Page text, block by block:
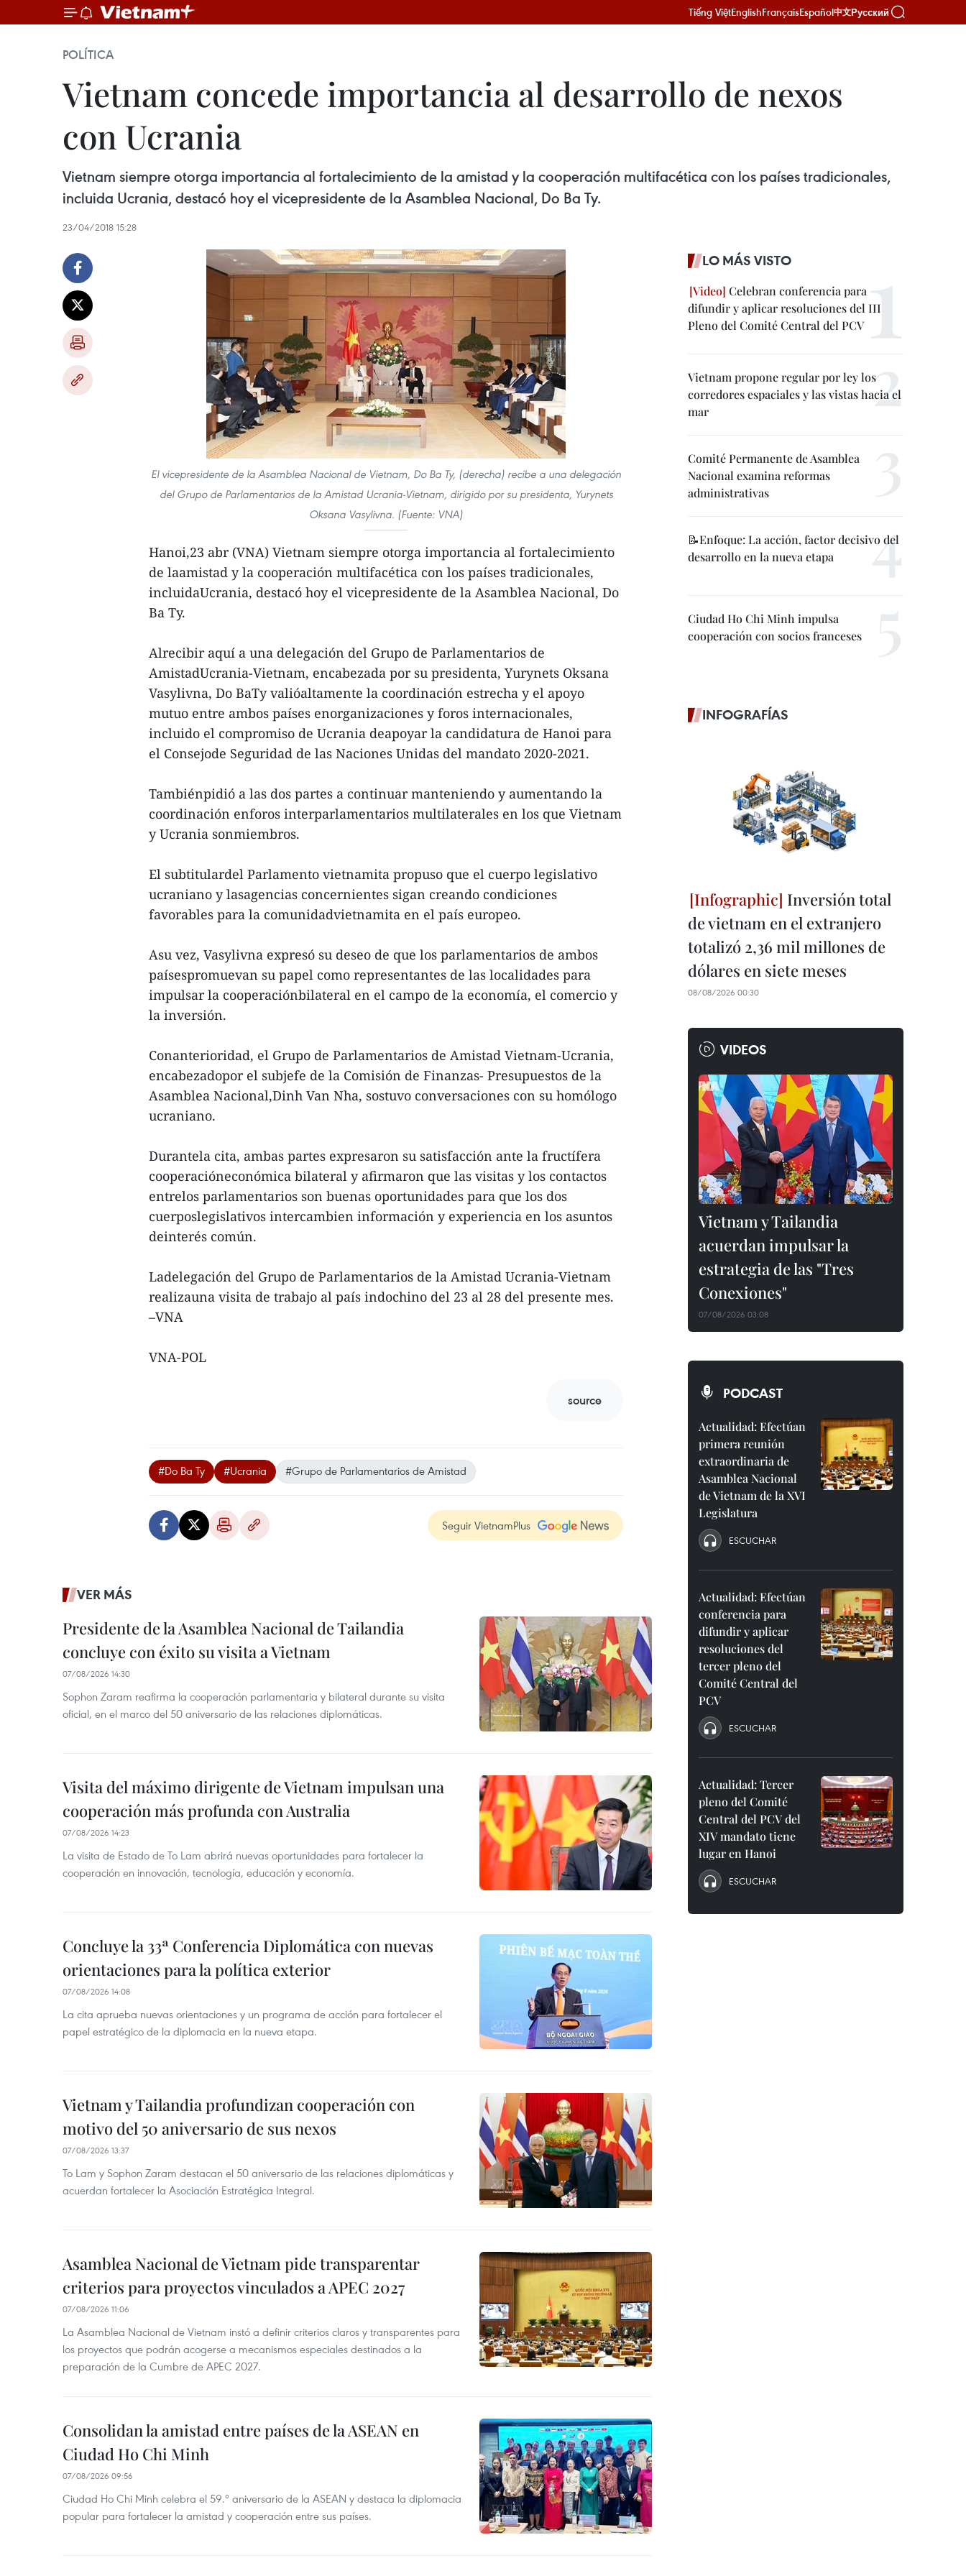
Tiếng ViệtEnglishFrançaisEspañol中文Русский
POLÍTICA
Vietnam concede importancia al desarrollo de nexos
con Ucrania
Vietnam siempre otorga importancia al fortalecimiento de la amistad y la cooperación multifacética con los países tradicionales,
incluida Ucrania, destacó hoy el vicepresidente de la Asamblea Nacional, Do Ba Ty.
23/04/2018 15:28
El vicepresidente de la Asamblea Nacional de Vietnam, Do Ba Ty, (derecha) recibe a una delegación
del Grupo de Parlamentarios de la Amistad Ucrania-Vietnam, dirigido por su presidenta, Yurynets
Oksana Vasylivna. (Fuente: VNA)
Hanoi,23 abr (VNA) Vietnam siempre otorga importancia al fortalecimiento
de laamistad y la cooperación multifacética con los países tradicionales,
incluidaUcrania, destacó hoy el vicepresidente de la Asamblea Nacional, Do
Ba Ty.
Alrecibir aquí a una delegación del Grupo de Parlamentarios de
AmistadUcrania-Vietnam, encabezada por su presidenta, Yurynets Oksana
Vasylivna, Do BaTy valióaltamente la coordinación estrecha y el apoyo
mutuo entre ambos países enorganizaciones y foros internacionales,
incluido el compromiso de Ucrania deapoyar la candidatura de Hanoi para
el Consejode Seguridad de las Naciones Unidas del mandato 2020-2021.
Tambiénpidió a las dos partes a continuar manteniendo y aumentando la
coordinación enforos interparlamentarios multilaterales en los que Vietnam
y Ucrania sonmiembros.
El subtitulardel Parlamento vietnamita propuso que el cuerpo legislativo
ucraniano y lasagencias concernientes sigan creando condiciones
favorables para la comunidadvietnamita en el país europeo.
Asu vez, Vasylivna expresó su deseo de que los parlamentarios de ambos
paísespromuevan su papel como representantes de las localidades para
impulsar la cooperaciónbilateral en el campo de la economía, el comercio y
la inversión.
Conanterioridad, el Grupo de Parlamentarios de Amistad Vietnam-Ucrania,
encabezadopor el subjefe de la Comisión de Finanzas- Presupuestos de la
Asamblea Nacional,Dinh Van Nha, sostuvo conversaciones con su homólogo
ucraniano.
Durantela cita, ambas partes expresaron su satisfacción ante la fructífera
cooperacióneconómica bilateral y afirmaron que las visitas y los contactos
entrelos parlamentarios son buenas oportunidades para que los dos
cuerposlegislativos intercambien información y experiencia en los asuntos
deinterés común.
Ladelegación del Grupo de Parlamentarios de la Amistad Ucrania-Vietnam
realizauna visita de trabajo al país indochino del 23 al 28 del presente mes.
–VNA
VNA-POL
source
#Do Ba Ty #Ucrania #Grupo de Parlamentarios de Amistad
Seguir VietnamPlus
VER MÁS
Presidente de la Asamblea Nacional de Tailandia
concluye con éxito su visita a Vietnam
07/08/2026 14:30
Sophon Zaram reafirma la cooperación parlamentaria y bilateral durante su visita
oficial, en el marco del 50 aniversario de las relaciones diplomáticas.
Visita del máximo dirigente de Vietnam impulsan una
cooperación más profunda con Australia
07/08/2026 14:23
La visita de Estado de To Lam abrirá nuevas oportunidades para fortalecer la
cooperación en innovación, tecnología, educación y economía.
Concluye la 33ª Conferencia Diplomática con nuevas
orientaciones para la política exterior
07/08/2026 14:08
La cita aprueba nuevas orientaciones y un programa de acción para fortalecer el
papel estratégico de la diplomacia en la nueva etapa.
Vietnam y Tailandia profundizan cooperación con
motivo del 50 aniversario de sus nexos
07/08/2026 13:37
To Lam y Sophon Zaram destacan el 50 aniversario de las relaciones diplomáticas y
acuerdan fortalecer la Asociación Estratégica Integral.
Asamblea Nacional de Vietnam pide transparentar
criterios para proyectos vinculados a APEC 2027
07/08/2026 11:06
La Asamblea Nacional de Vietnam instó a definir criterios claros y transparentes para
los proyectos que podrán acogerse a mecanismos especiales destinados a la
preparación de la Cumbre de APEC 2027.
Consolidan la amistad entre países de la ASEAN en
Ciudad Ho Chi Minh
07/08/2026 09:56
Ciudad Ho Chi Minh celebra el 59.º aniversario de la ASEAN y destaca la diplomacia
popular para fortalecer la amistad y cooperación entre sus países.
LO MÁS VISTO
Celebran conferencia para
difundir y aplicar resoluciones del III
Pleno del Comité Central del PCV
Vietnam propone regular por ley los
corredores espaciales y las vistas hacia el
mar
Comité Permanente de Asamblea
Nacional examina reformas
administrativas
📝Enfoque: La acción, factor decisivo del
desarrollo en la nueva etapa
Ciudad Ho Chi Minh impulsa
cooperación con socios franceses
INFOGRAFÍAS
Inversión total
de vietnam en el extranjero
totalizó 2,36 mil millones de
dólares en siete meses
08/08/2026 00:30
VIDEOS
Vietnam y Tailandia
acuerdan impulsar la
estrategia de las "Tres
Conexiones"
07/08/2026 03:08
PODCAST
Actualidad: Efectúan
primera reunión
extraordinaria de
Asamblea Nacional
de Vietnam de la XVI
Legislatura
ESCUCHAR
Actualidad: Efectúan
conferencia para
difundir y aplicar
resoluciones del
tercer pleno del
Comité Central del
PCV
ESCUCHAR
Actualidad: Tercer
pleno del Comité
Central del PCV del
XIV mandato tiene
lugar en Hanoi
ESCUCHAR